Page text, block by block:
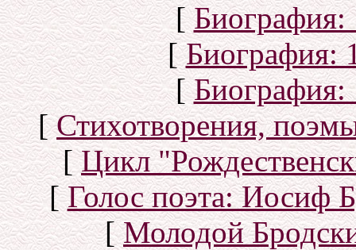
[Биография:
[Биография:
[Биография:
[Стихотворения,
[Цикл
[Голос поэта: Иосиф
[Молодой